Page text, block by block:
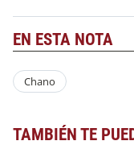
EN ESTA NOTA
Chano
TAMBIÉN TE